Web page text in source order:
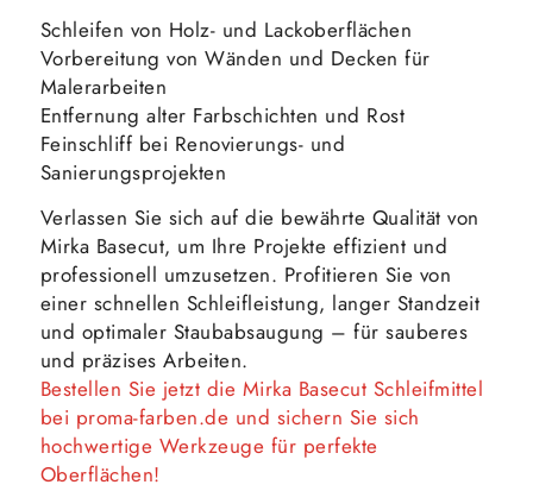
Schleifen von Holz- und Lackoberflächen
Vorbereitung von Wänden und Decken für
Malerarbeiten
Entfernung alter Farbschichten und Rost
Feinschliff bei Renovierungs- und
Sanierungsprojekten
Verlassen Sie sich auf die bewährte Qualität von
Mirka Basecut, um Ihre Projekte effizient und
professionell umzusetzen. Profitieren Sie von
einer schnellen Schleifleistung, langer Standzeit
und optimaler Staubabsaugung – für sauberes
und präzises Arbeiten.
Bestellen Sie jetzt die Mirka Basecut Schleifmittel
bei proma-farben.de und sichern Sie sich
hochwertige Werkzeuge für perfekte
Oberflächen!